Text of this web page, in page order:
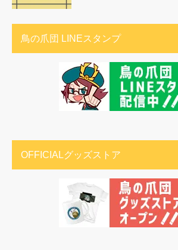
鳥の爪団 LINEスタンプ
OFFICIALグッズストア